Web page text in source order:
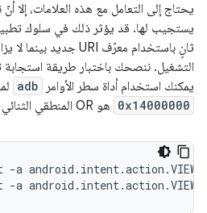
يستجيب لها. قد يؤثر ذلك في سلوك
التشغيل. ننصحك باختبار طريقة
يمكنك استخدام أداة سطر الأوامر
adb
0x14000000 هو OR المنطقي الثنائي للعلامتَين):
android.intent.action.VIEW